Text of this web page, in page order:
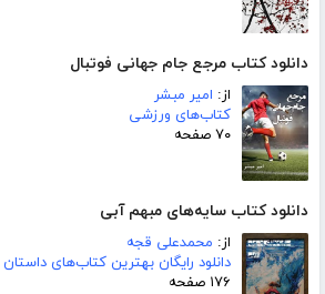
دانلود کتاب مرجع جام جهانی فوتبال
از: امیر مبشر
کتاب‌های ورزشی
۷۰ صفحه
دانلود کتاب سایه‌های مبهم آبی
از: محمدعلی قجه
دانلود رایگان بهترین کتاب‌های داستان
۱۷۶ صفحه